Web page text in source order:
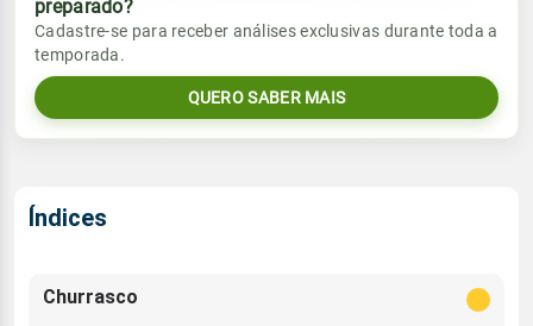
Umidade do ar
81% 99%
Rajada de vento
Sol
07:13h às 18:16h
Lua
Chuva
0.0mm
Umidade do ar
Vento
WSW - 3km/h
Rajada de vento
Sol
preparado?
Cadastre-se para receber análises exclusivas durante toda a
temporada.
QUERO SABER MAIS
Índices
Churrasco